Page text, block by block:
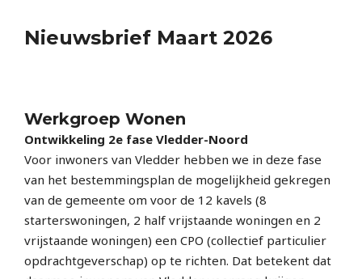
Nieuwsbrief Maart 2026
Werkgroep Wonen
Ontwikkeling 2e fase Vledder-Noord
Voor inwoners van Vledder hebben we in deze fase
van het bestemmingsplan de mogelijkheid gekregen
van de gemeente om voor de 12 kavels (8
starterswoningen, 2 half vrijstaande woningen en 2
vrijstaande woningen) een CPO (collectief particulier
opdracht­geverschap) op te richten. Dat betekent dat